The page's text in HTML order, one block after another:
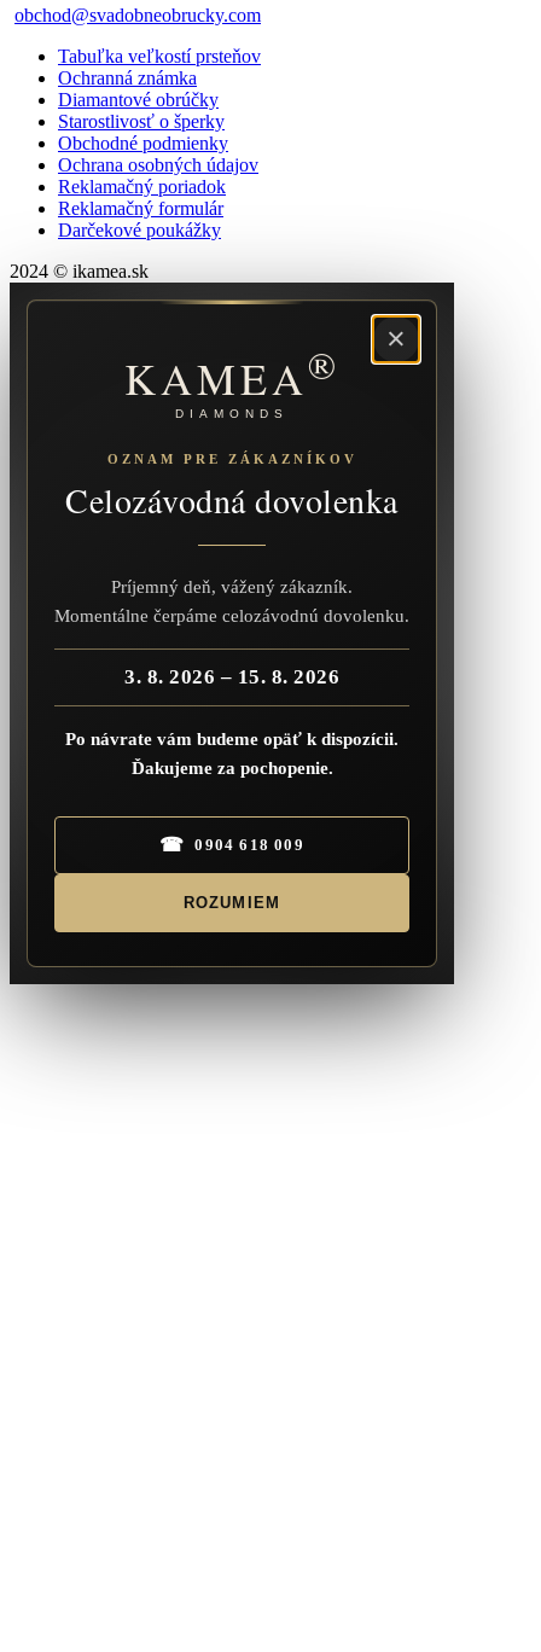
obchod@svadobneobrucky.com
Tabuľka veľkostí prsteňov
Ochranná známka
Diamantové obrúčky
Starostlivosť o šperky
Obchodné podmienky
Ochrana osobných údajov
Reklamačný poriadok
Reklamačný formulár
Darčekové poukážky
2024 © ikamea.sk
×
KAMEA®
DIAMONDS
OZNAM PRE ZÁKAZNÍKOV
Celozávodná dovolenka
Príjemný deň, vážený zákazník.
Momentálne čerpáme celozávodnú dovolenku.
3. 8. 2026 – 15. 8. 2026
Po návrate vám budeme opäť k dispozícii.
Ďakujeme za pochopenie.
☎ 0904 618 009
ROZUMIEM